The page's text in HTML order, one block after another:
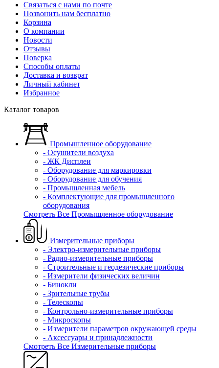
Связаться с нами по почте
Позвонить нам бесплатно
Корзина
О компании
Новости
Отзывы
Поверка
Способы оплаты
Доставка и возврат
Личный кабинет
Избранное
Каталог товаров
Промышленное оборудование
- Осушители воздуха
- ЖК Дисплеи
- Оборудование для маркировки
- Оборудование для обучения
- Промышленная мебель
- Комплектующие для промышленного
оборудования
Смотреть Все Промышленное оборудование
Измерительные приборы
- Электро-измерительные приборы
- Радио-измерительные приборы
- Строительные и геодезические приборы
- Измерители физических величин
- Бинокли
- Зрительные трубы
- Телескопы
- Контрольно-измерительные приборы
- Микроскопы
- Измерители параметров окружающей среды
- Аксессуары и принадлежности
Смотреть Все Измерительные приборы